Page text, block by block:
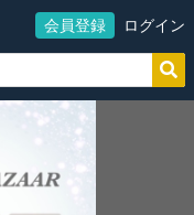
会員登録 ログイン